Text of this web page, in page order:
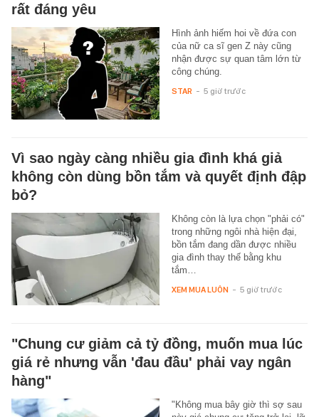
rất đáng yêu
Hình ảnh hiếm hoi về đứa con
của nữ ca sĩ gen Z này cũng
nhận được sự quan tâm lớn từ
công chúng.
STAR - 5 giờ trước
Vì sao ngày càng nhiều gia đình khá giả
không còn dùng bồn tắm và quyết định đập
bỏ?
Không còn là lựa chọn "phải có"
trong những ngôi nhà hiện đại,
bồn tắm đang dần được nhiều
gia đình thay thế bằng khu
tắm…
XEM MUA LUÔN - 5 giờ trước
"Chung cư giảm cả tỷ đồng, muốn mua lúc
giá rẻ nhưng vẫn 'đau đầu' phải vay ngân
hàng"
"Không mua bây giờ thì sợ sau